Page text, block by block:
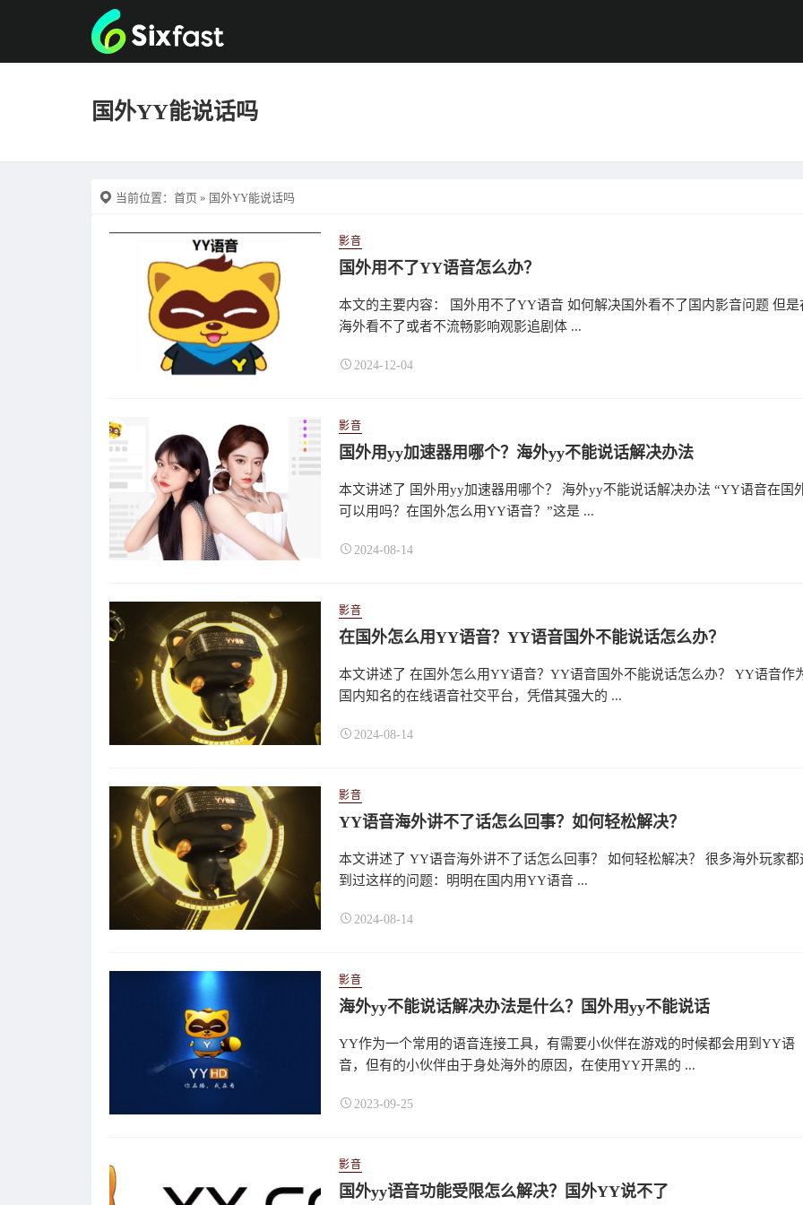
国外YY能说话吗
当前位置： 首页 » 国外YY能说话吗
影音
国外用不了YY语音怎么办？
本文的主要内容： 国外用不了YY语音 如何解决国外看不了国内影音问题 但是
海外看不了或者不流畅影响观影追剧体 ...
2024-12-04
影音
国外用yy加速器用哪个？海外yy不能说话解决办法
本文讲述了 国外用yy加速器用哪个？ 海外yy不能说话解决办法 “YY语音在国
可以用吗？在国外怎么用YY语音？”这是 ...
2024-08-14
影音
在国外怎么用YY语音？YY语音国外不能说话怎么办？
本文讲述了 在国外怎么用YY语音？YY语音国外不能说话怎么办？ YY语音作
国内知名的在线语音社交平台，凭借其强大的 ...
2024-08-14
影音
YY语音海外讲不了话怎么回事？如何轻松解决？
本文讲述了 YY语音海外讲不了话怎么回事？ 如何轻松解决？ 很多海外玩家都
到过这样的问题：明明在国内用YY语音 ...
2024-08-14
影音
海外yy不能说话解决办法是什么？国外用yy不能说话
YY作为一个常用的语音连接工具，有需要小伙伴在游戏的时候都会用到YY语
音，但有的小伙伴由于身处海外的原因，在使用YY开黑的 ...
2023-09-25
影音
国外yy语音功能受限怎么解决？国外YY说不了